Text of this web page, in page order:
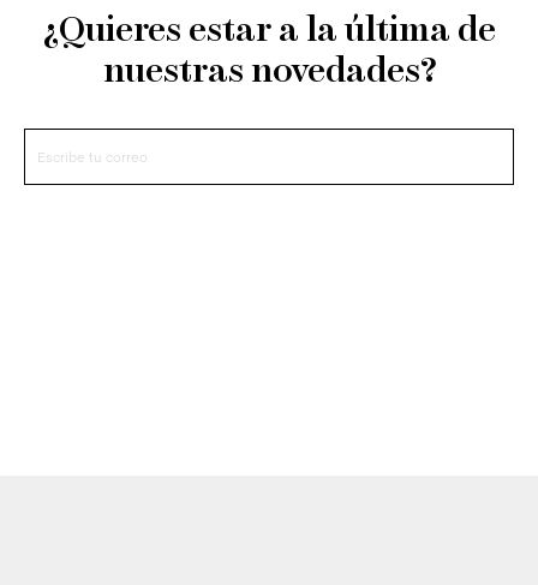
¿Quieres estar a la última de
nuestras novedades?